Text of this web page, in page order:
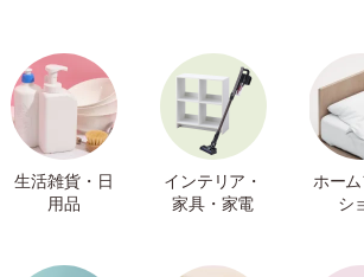
生活雑貨・日
用品
インテリア・
家具・家電
ホー
シ